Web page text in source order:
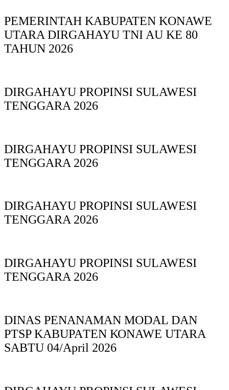
PEMERINTAH KABUPATEN KONAWE
UTARA DIRGAHAYU TNI AU KE 80
TAHUN 2026
DIRGAHAYU PROPINSI SULAWESI
TENGGARA 2026
DIRGAHAYU PROPINSI SULAWESI
TENGGARA 2026
DIRGAHAYU PROPINSI SULAWESI
TENGGARA 2026
DIRGAHAYU PROPINSI SULAWESI
TENGGARA 2026
DINAS PΕΝΑΝΑΜAN MODAL DAN
PTSP KABUPAΤΕΝ ΚΟNAWE UTARA
SABTU 04/April 2026